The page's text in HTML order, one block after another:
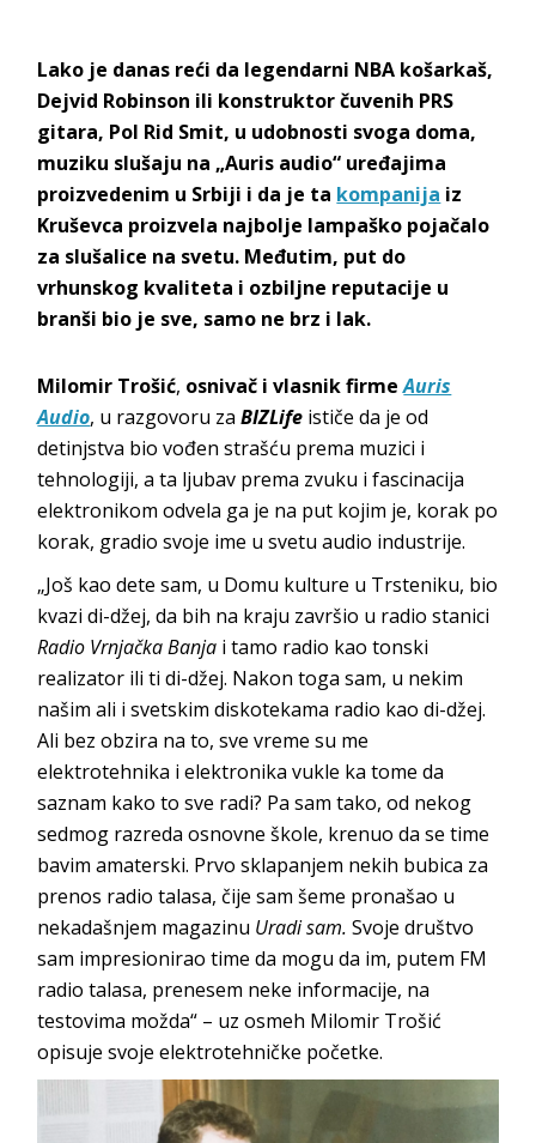
Lako je danas reći da legendarni NBA košarkaš,
Dejvid Robinson ili konstruktor čuvenih PRS
gitara, Pol Rid Smit, u udobnosti svoga doma,
muziku slušaju na „Auris audio“ uređajima
proizvedenim u Srbiji i da je ta kompanija iz
Kruševca proizvela najbolje lampaško pojačalo
za slušalice na svetu. Međutim, put do
vrhunskog kvaliteta i ozbiljne reputacije u
branši bio je sve, samo ne brz i lak.
Milomir Trošić, osnivač i vlasnik firmeAuris
Audio, u razgovoru zaBIZLife ističe da je od
detinjstva bio vođen strašću prema muzici i
tehnologiji, a ta ljubav prema zvuku i fascinacija
elektronikom odvela ga je na put kojim je, korak po
korak, gradio svoje ime u svetu audio industrije.
„Još kao dete sam, u Domu kulture u Trsteniku, bio
kvazi di-džej, da bih na kraju završio u radio stanici
Radio Vrnjačka Banja i tamo radio kao tonski
realizator ili ti di-džej. Nakon toga sam, u nekim
našim ali i svetskim diskotekama radio kao di-džej.
Ali bez obzira na to, sve vreme su me
elektrotehnika i elektronika vukle ka tome da
saznam kako to sve radi? Pa sam tako, od nekog
sedmog razreda osnovne škole, krenuo da se time
bavim amaterski. Prvo sklapanjem nekih bubica za
prenos radio talasa, čije sam šeme pronašao u
nekadašnjem magazinu Uradi sam.Svoje društvo
sam impresionirao time da mogu da im, putem FM
radio talasa, prenesem neke informacije, na
testovima možda“ – uz osmeh Milomir Trošić
opisuje svoje elektrotehničke početke.